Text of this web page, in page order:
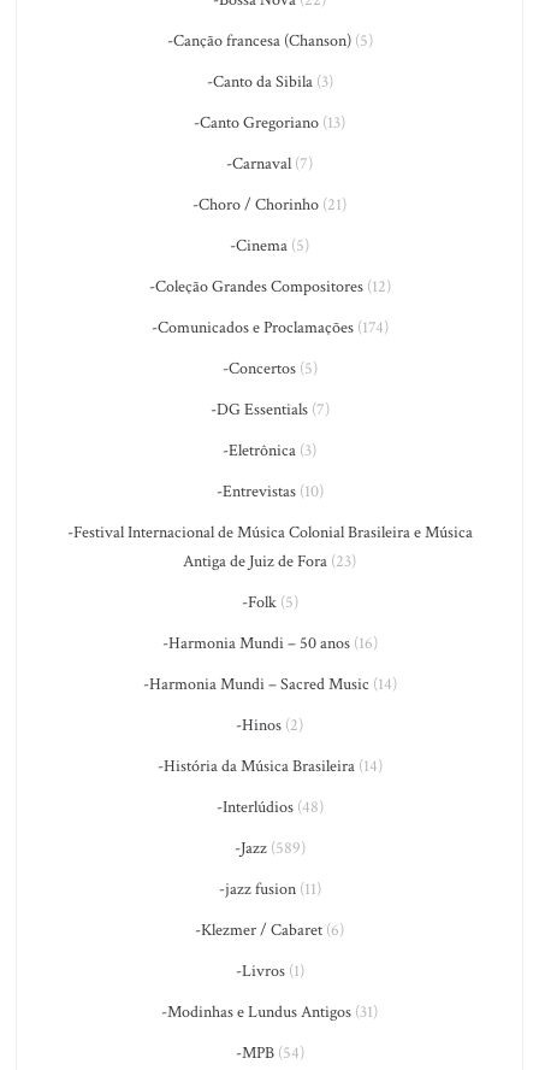
-Canção francesa (Chanson)(5)
-Canto da Sibila(3)
-Canto Gregoriano (13)
-Carnaval (7)
-Choro / Chorinho (21)
-Cinema (5)
-Coleção Grandes Compositores(12)
-Comunicados e Proclamações(174)
-Concertos(5)
-DG Essentials(7)
-Eletrônica (3)
-Entrevistas(10)
-Festival Internacional de Música Colonial Brasileira e Música
Antiga de Juiz de Fora (23)
-Folk(5)
-Harmonia Mundi – 50 anos(16)
-Harmonia Mundi – Sacred Music (14)
-Hinos (2)
-História da Música Brasileira(14)
-Interlúdios(48)
-Jazz(589)
-jazz fusion(11)
-Klezmer / Cabaret (6)
-Livros(1)
-Modinhas e Lundus Antigos (31)
-MPB(54)